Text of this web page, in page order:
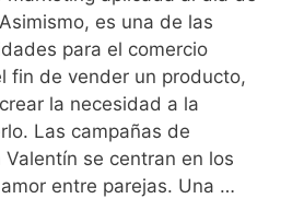
es una de las
para el comercio
fin de vender un producto,
la necesidad a la
Las campañas de
se centran en los
entre parejas. Una …